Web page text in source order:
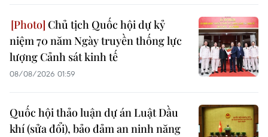
Chủ tịch Quốc hội dự kỷ
niệm 70 năm Ngày truyền thống lực
lượng Cảnh sát kinh tế
08/08/2026 01:59
Quốc hội thảo luận dự án Luật Dầu
khí (sửa đổi), bảo đảm an ninh năng